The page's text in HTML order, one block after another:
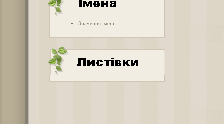
- Значення імені